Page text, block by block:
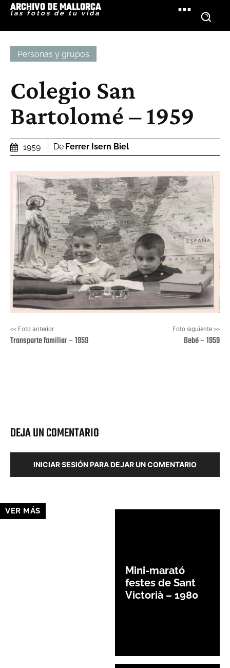
ARCHIVO DE MALLORCA
las fotos de tu vida
Personas y grupos
Colegio San
Bartolomé – 1959
1959 De Ferrer Isern Biel
<< Foto anterior
Transporte familiar – 1959
Foto siguiente >>
Bebé – 1959
DEJA UN COMENTARIO
INICIAR SESIÓN PARA DEJAR UN COMENTARIO
VER MÁS
Mini-marató
festes de Sant
Victorià – 1980